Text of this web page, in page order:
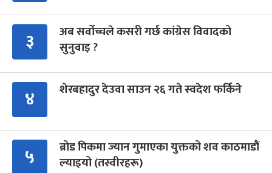
३
अब सर्वोच्चले कसरी गर्छ कांग्रेस विवादको
सुनुवाइ ?
४ शेरबहादुर देउवा साउन २६ गते स्वदेश फर्किने
५
ब्रोड पिकमा ज्यान गुमाएका युक्तको शव काठमाडौं
ल्याइयो (तस्वीरहरू)